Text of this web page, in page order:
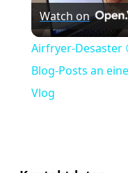
Watch on
Airfryer-Desaster
Blog-Posts an
Vlog